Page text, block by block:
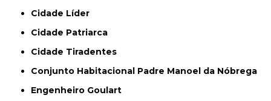
Cidade Líder
Cidade Patriarca
Cidade Tiradentes
Conjunto Habitacional Padre Manoel da Nóbrega
Engenheiro Goulart